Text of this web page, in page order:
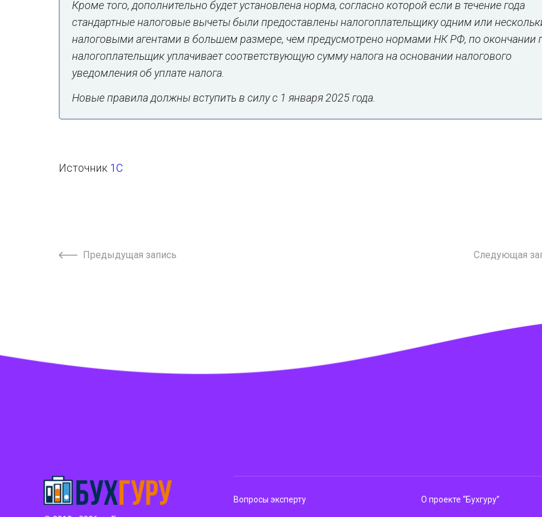
Кроме того, дополнительно будет установлена норма, согласно которой если в течение года
стандартные налоговые вычеты были предоставлены налогоплательщику одним или
налоговыми агентами в большем размере, чем предусмотрено нормами НК РФ, по окончании
налогоплательщик уплачивает соответствующую сумму налога на основании налогового
уведомления об уплате налога.
Новые правила должны вступить в силу с 1 января 2025 года.
Источник 1С
Предыдущая запись Следующая
Вопросы эксперту О проекте “Бухгуру”